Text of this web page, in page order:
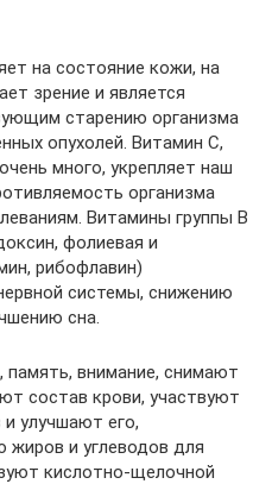
на состояние кожи, на
зрение и является
старению организма
опухолей. Витамин С,
много, укрепляет наш
организма
Витамины группы В
фолиевая и
рибофлавин)
системы, снижению
сна.
внимание, снимают
состав крови, участвуют
улучшают его,
и углеводов для
кислотно-щелочной